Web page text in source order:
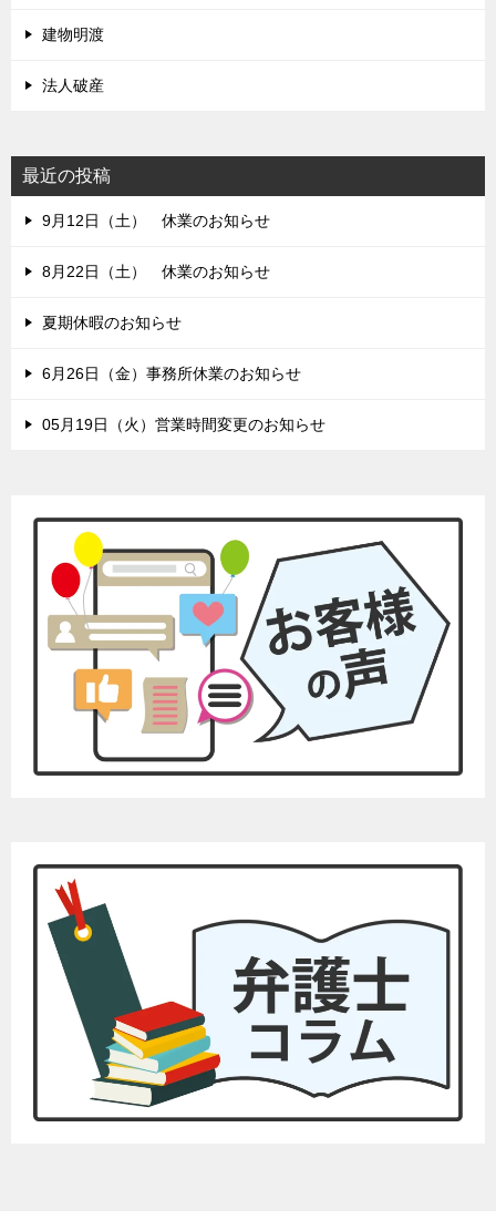
建物明渡
法人破産
最近の投稿
9月12日（土） 休業のお知らせ
8月22日（土） 休業のお知らせ
夏期休暇のお知らせ
6月26日（金）事務所休業のお知らせ
05月19日（火）営業時間変更のお知らせ